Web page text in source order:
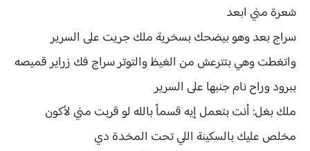
شعرة مني ابعد
سراج بعد وهو بيضحك بسخرية ملك جريت على السرير
واتغطت وهي بتترعش من الغيظ والتوتر سراج فك زراير قميصه
ببرود وراح نام جنبها على السرير
ملك بغل: أنت بتعمل إيه قسماً بالله لو قربت مني لأكون
مخلص عليك بالسكينة اللي تحت المخدة دي